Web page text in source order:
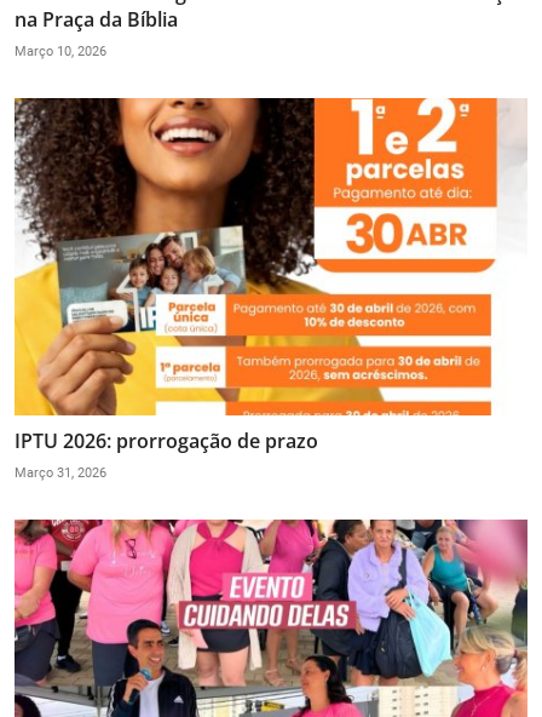
na Praça da Bíblia
Março 10, 2026
IPTU 2026: prorrogação de prazo
Março 31, 2026